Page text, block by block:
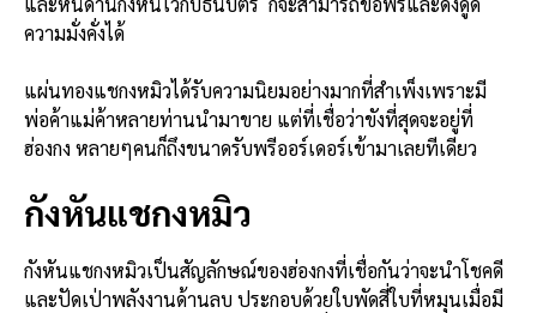
ความมั่งคั่งได้
แผ่นทองแชกงหมิวได้รับความนิยมอย่างมากที่สำเพ็งเพราะมี
พ่อค้าแม่ค้าหลายท่านนำมาขาย แต่ที่เชื่อว่าขังที่สุดจะอยู่ที่
ฮ่องกง หลายๆคนก็ถึงขนาดรับพรีออร์เดอร์เข้ามาเลยทีเดียว
กังหันแชกงหมิว
กังหันแชกงหมิวเป็นสัญลักษณ์ของฮ่องกงที่เชื่อกันว่าจะนำโชคดี
และปัดเป่าพลังงานด้านลบ ประกอบด้วยใบพัดสี่ใบที่หมุนเมื่อมี